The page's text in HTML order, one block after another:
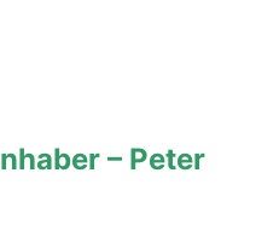
– Peter